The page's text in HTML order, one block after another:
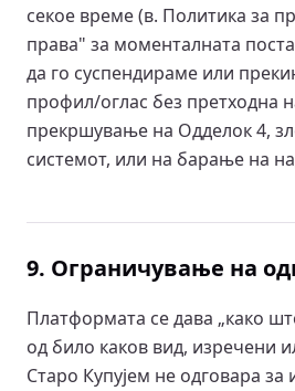
секое време (в. Политика за
права" за моменталната
да го суспендираме или
профил/оглас без претходна
прекршување на Одделок 4,
системот, или на барање на
9. Ограничување на
Платформата се дава „како
од било каков вид, изречени
Старо Купујем не одговара за